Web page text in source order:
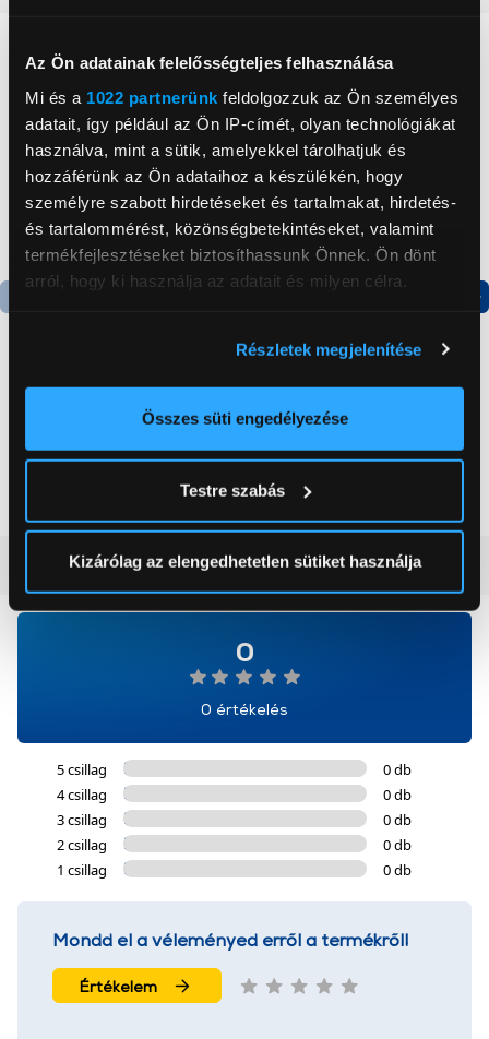
Az Ön adatainak felelősségteljes felhasználása
Mi és a 1022 partnerünk feldolgozzuk az Ön személyes
adatait, így például az Ön IP-címét, olyan technológiákat
használva, mint a sütik, amelyekkel tárolhatjuk és
hozzáférünk az Ön adataihoz a készülékén, hogy
személyre szabott hirdetéseket és tartalmakat, hirdetés-
és tartalommérést, közönségbetekintéseket, valamint
termékfejlesztéseket biztosíthassunk Önnek. Ön dönt
arról, hogy ki használja az adatait és milyen célra.
elhelyezkedéséről pár méteres pontossággal
Az Ön készülékén beazonosítása annak konkrét
módjairól és adja meg preferenciáit aRészletek
pontban. Bármikor módosíthatja vagy visszavonhatja a
Sütinyilatkozathoz való hozzájárulását.
cookie-k személyazonosítására nem alkalmasak,
szolgáltatásaink biztosításához szükségesek. Az oldal
használatával Ön elfogadja a cookie-k használatát.
Részletek megjelenítése
Összes süti engedélyezése
Testre szabás
Kizárólag az elengedhetetlen sütiket használja
Neked ajánljuk
Egyajtós hűtőszekrény
iPad Próhoz (M4), fekete
(MW983ZM/A)
Vásárlói vélemények(0)
0
0 értékelés
5 csillag
0 db
4 csillag
0 db
3 csillag
0 db
2 csillag
0 db
1 csillag
0 db
Mondd el a véleményed erről a termékről!
Értékelem